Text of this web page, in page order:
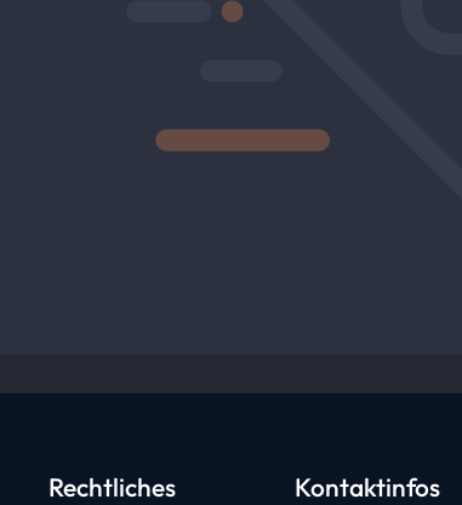
Rechtliches Kontaktinfos